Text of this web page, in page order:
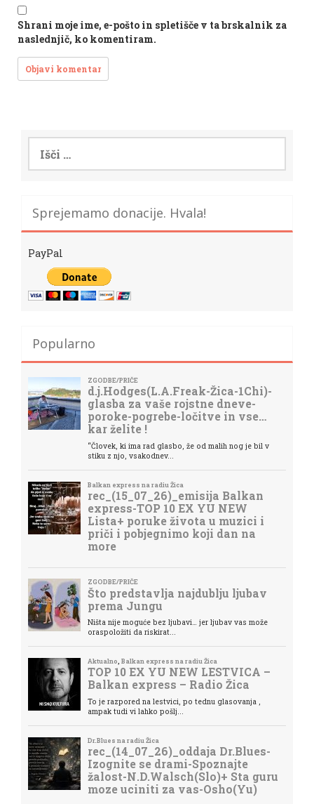
Shrani moje ime, e-pošto in spletišče v ta brskalnik za
naslednjič, ko komentiram.
Išči:
Sprejemamo donacije. Hvala!
PayPal
Popularno